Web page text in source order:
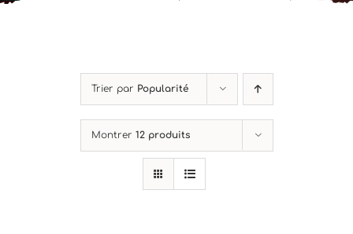
Trier par Popularité
Montrer 12 produits